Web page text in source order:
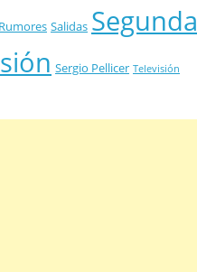
Rumores Salidas Segunda
Sergio Pellicer Televisión